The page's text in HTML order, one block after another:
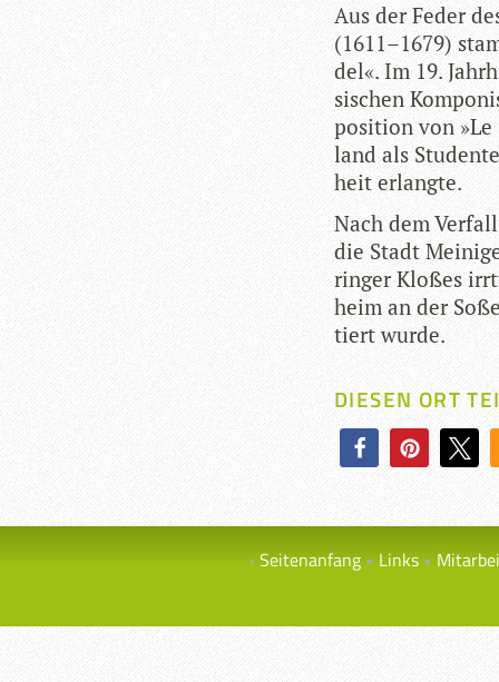
Aus der Feder
(1611–1679)
del«. Im 19.
si­schen
po­si­tion von
land als
heit erlangte.
Nach dem
die Stadt
rin­ger Klo­ßes
heim an der
tiert wurde.
DIESEN ORT
Seitenanfang Links